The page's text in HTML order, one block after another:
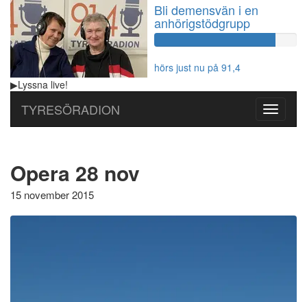
Bli demensvän i en
anhörigstödgrupp
hörs just nu på 91,4
▶Lyssna live!
Toggle
TYRESÖRADION
Opera 28 nov
15 november 2015